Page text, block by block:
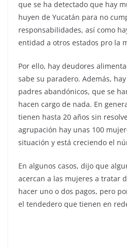
que se ha detectado que hay
huyen de Yucatán para no
responsabilidades, así como
entidad a otros estados pro la
Por ello, hay deudores
sabe su paradero. Además,
padres abandónicos, que se
hacen cargo de nada. En
tienen hasta 20 años sin
agrupación hay unas 100
situación y está creciendo el
En algunos casos, dijo que
acercan a las mujeres a tratar
hacer uno o dos pagos, pero
el tendedero que tienen en